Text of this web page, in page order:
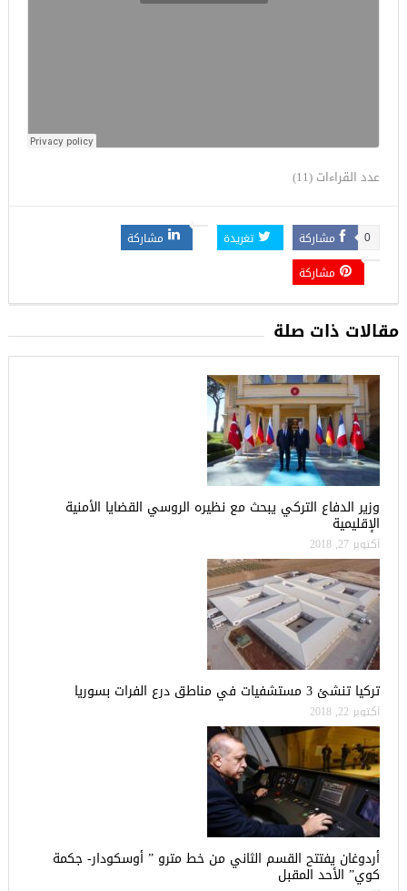
عدد القراءات (11)
مشاركة 0 تغريدة
مشاركة
مشاركة
مقالات ذات صلة
وزير الدفاع التركي يبحث مع نظيره الروسي القضايا الأمنية
الإقليمية
أكتوبر 27, 2018
تركيا تنشئ 3 مستشفيات في مناطق درع الفرات بسوريا
أكتوبر 22, 2018
أردوغان يفتتح القسم الثاني من خط مترو ” أوسكودار- جكمة
كوي” الأحد المقبل